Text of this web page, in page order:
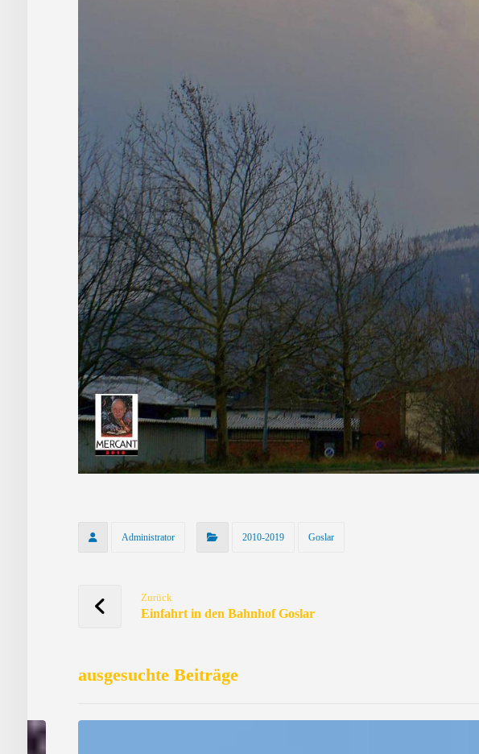
Administrator 2010-2019 Goslar
Zurück
Einfahrt in den Bahnhof Goslar
ausgesuchte Beiträge